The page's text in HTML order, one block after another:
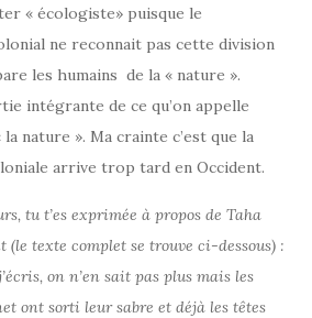
« écologiste» puisque le
ne reconnait pas cette division
les humains de la « nature ».
intégrante de ce qu’on appelle
nature ». Ma crainte c’est que la
arrive trop tard en Occident.
tu t’es exprimée à propos de Taha
(le texte complet se trouve ci-dessous) :
on n’en sait pas plus mais les
ont sorti leur sabre et déjà les têtes